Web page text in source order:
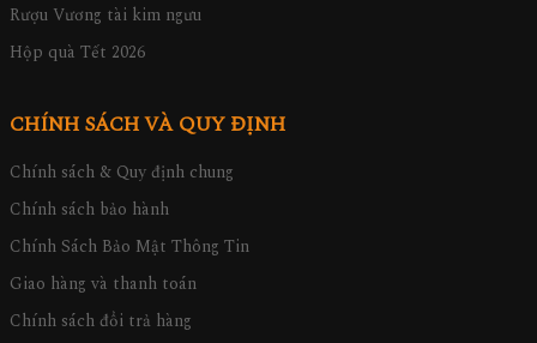
Rượu Vương tài kim ngưu
Hộp quà Tết 2026
CHÍNH SÁCH VÀ QUY ĐỊNH
Chính sách & Quy định chung
Chính sách bảo hành
Chính Sách Bảo Mật Thông Tin
Giao hàng và thanh toán
Chính sách đổi trả hàng